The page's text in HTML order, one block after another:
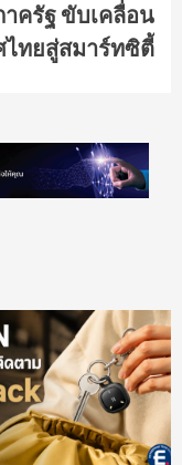
ครัฐ ขับเคลื่อน
ไทยสู่สมาร์ทซิตี้